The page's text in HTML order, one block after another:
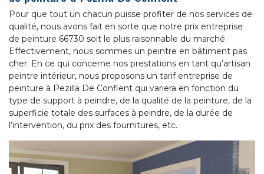
Pour que tout un chacun puisse profiter de nos services de
qualité, nous avons fait en sorte que notre prix entreprise
de peinture 66730 soit le plus raisonnable du marché.
Effectivement, nous sommes un peintre en bâtiment pas
cher. En ce qui concerne nos prestations en tant qu’artisan
peintre intérieur, nous proposons un tarif entreprise de
peinture à Pezilla De Conflent qui variera en fonction du
type de support à peindre, de la qualité de la peinture, de la
superficie totale des surfaces à peindre, de la durée de
l’intervention, du prix des fournitures, etc.